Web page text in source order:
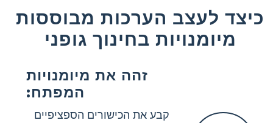
כיצד לעצב הערכות מבוססות
מיומנויות בחינוך גופני
זהה את מיומנויות
המפתח:
קבע את הכישורים הספציפיים